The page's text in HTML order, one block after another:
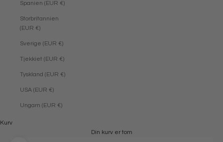
Spanien (EUR €)
Storbritannien
(EUR €)
Sverige (EUR €)
Tjekkiet (EUR €)
Tyskland (EUR €)
USA (EUR €)
Ungarn (EUR €)
Kurv
Din kurv er tom